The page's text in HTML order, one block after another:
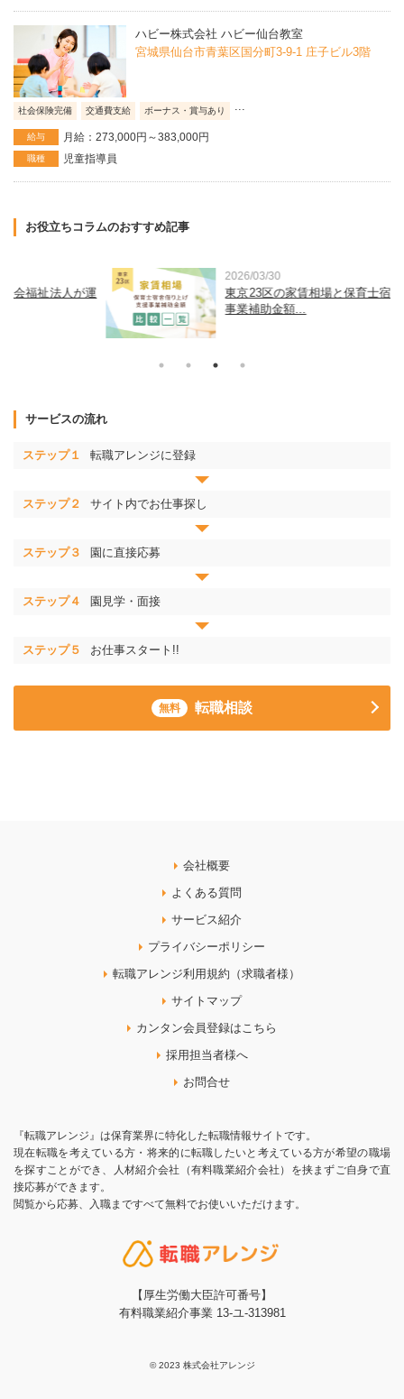
ハビー株式会社 ハビー仙台教室
宮城県仙台市青葉区国分町3-9-1 庄子ビル3階
社会保険完備 交通費支給 ボーナス・賞与あり
給与 月給：273,000円～383,000円
職種 児童指導員
お役立ちコラムのおすすめ記事
2026/03/30
東京23区の家賃相場と保育士宿舎借り上げ支援
事業補助金額...
サービスの流れ
ステップ１ 転職アレンジに登録
ステップ２ サイト内でお仕事探し
ステップ３ 園に直接応募
ステップ４ 園見学・面接
ステップ５ お仕事スタート!!
無料 転職相談
会社概要
よくある質問
サービス紹介
プライバシーポリシー
転職アレンジ利用規約（求職者様）
サイトマップ
カンタン会員登録はこちら
採用担当者様へ
お問合せ
『転職アレンジ』は保育業界に特化した転職情報サイトです。
現在転職を考えている方・将来的に転職したいと考えている方が希望の職場
を探すことができ、人材紹介会社（有料職業紹介会社）を挟まずご自身で直
接応募ができます。
閲覧から応募、入職まですべて無料でお使いいただけます。
【厚生労働大臣許可番号】
有料職業紹介事業 13-ユ-313981
© 2023 株式会社アレンジ